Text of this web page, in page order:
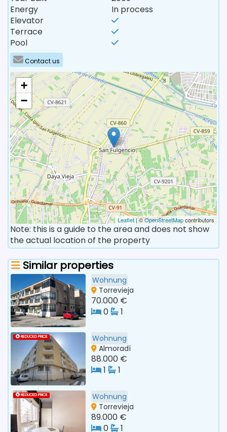
Energy
In process
Elevator
Terrace
Pool
Contact us
+
−
Leaflet| ©OpenStreetMapcontributors
Note: this is a guide to the area and does not show
the actual location of the property
Similar properties
Wohnung
Torrevieja
70.000 €
0
1
REDUCED PRICE
Wohnung
Almoradí
88.000 €
1
1
REDUCED PRICE
Wohnung
Torrevieja
89.000 €
0
1